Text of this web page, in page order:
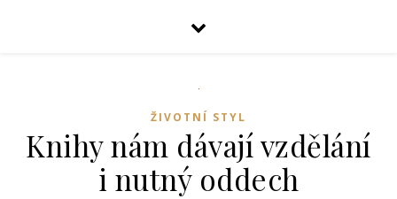
ŽIVOTNÍ STYL
Knihy nám dávají vzdělání
i nutný oddech